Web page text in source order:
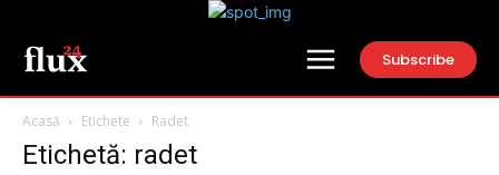
Subscribe
Acasă Etichete Radet
Etichetă: radet